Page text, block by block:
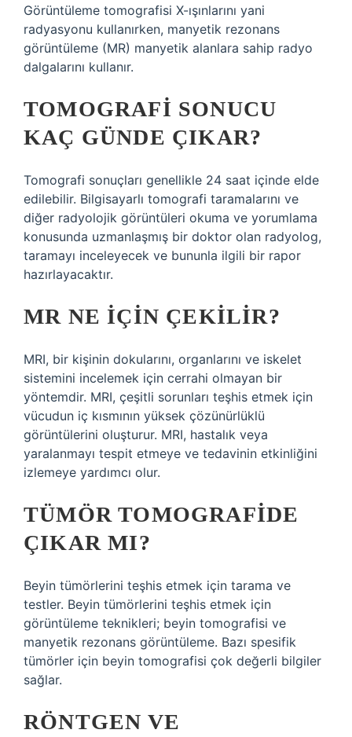
Görüntüleme tomografisi X-ışınlarını yani
radyasyonu kullanırken, manyetik rezonans
görüntüleme (MR) manyetik alanlara sahip radyo
dalgalarını kullanır.
TOMOGRAFI SONUCU
KAÇ GÜNDE ÇIKAR?
Tomografi sonuçları genellikle 24 saat içinde elde
edilebilir. Bilgisayarlı tomografi taramalarını ve
diğer radyolojik görüntüleri okuma ve yorumlama
konusunda uzmanlaşmış bir doktor olan radyolog,
taramayı inceleyecek ve bununla ilgili bir rapor
hazırlayacaktır.
MR NE IÇIN ÇEKILIR?
MRI, bir kişinin dokularını, organlarını ve iskelet
sistemini incelemek için cerrahi olmayan bir
yöntemdir. MRI, çeşitli sorunları teşhis etmek için
vücudun iç kısmının yüksek çözünürlüklü
görüntülerini oluşturur. MRI, hastalık veya
yaralanmayı tespit etmeye ve tedavinin etkinliğini
izlemeye yardımcı olur.
TÜMÖR TOMOGRAFIDE
ÇIKAR MI?
Beyin tümörlerini teşhis etmek için tarama ve
testler. Beyin tümörlerini teşhis etmek için
görüntüleme teknikleri; beyin tomografisi ve
manyetik rezonans görüntüleme. Bazı spesifik
tümörler için beyin tomografisi çok değerli bilgiler
sağlar.
RÖNTGEN VE